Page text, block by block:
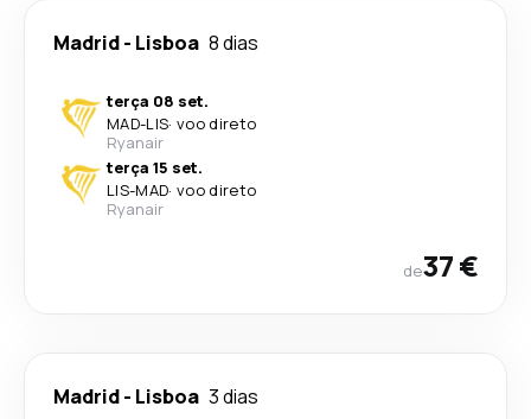
Madrid- Lisboa 8 dias
terça 08 set.
MAD-LIS· voo direto
Ryanair
terça 15 set.
LIS-MAD· voo direto
Ryanair
de37 €
Madrid- Lisboa 3 dias